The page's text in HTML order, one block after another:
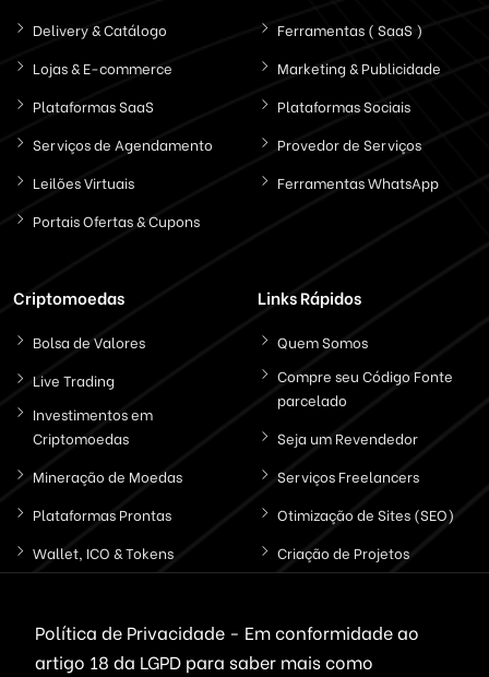
Delivery & Catálogo
Lojas & E-commerce
Plataformas SaaS
Serviços de Agendamento
Leilões Virtuais
Portais Ofertas & Cupons
Ferramentas ( SaaS )
Marketing & Publicidade
Plataformas Sociais
Provedor de Serviços
Ferramentas WhatsApp
Criptomoedas
Bolsa de Valores
Live Trading
Investimentos em
Criptomoedas
Mineração de Moedas
Plataformas Prontas
Wallet, ICO & Tokens
Links Rápidos
Quem Somos
Compre seu Código Fonte
parcelado
Seja um Revendedor
Serviços Freelancers
Otimização de Sites (SEO)
Criação de Projetos
Política de Privacidade - Em conformidade ao
artigo 18 da LGPD para saber mais como